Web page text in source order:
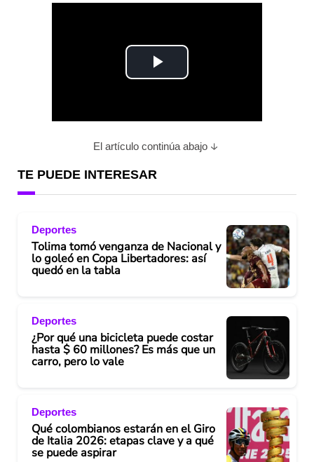
P
a
i
d
o
El artículo continúa abajo
TE PUEDE INTERESAR
Deportes
Tolima tomó venganza de Nacional y
lo goleó en Copa Libertadores: así
quedó en la tabla
Deportes
¿Por qué una bicicleta puede costar
hasta $ 60 millones? Es más que un
carro, pero lo vale
Deportes
Qué colombianos estarán en el Giro
de Italia 2026: etapas clave y a qué
se puede aspirar